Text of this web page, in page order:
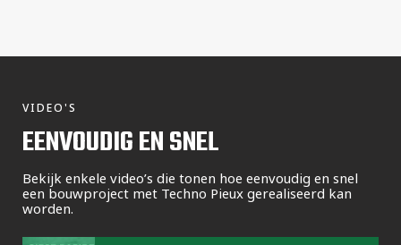
VIDEO'S
EENVOUDIG EN SNEL
Bekijk enkele video’s die tonen hoe eenvoudig en snel
een bouwproject met Techno Pieux gerealiseerd kan
worden.